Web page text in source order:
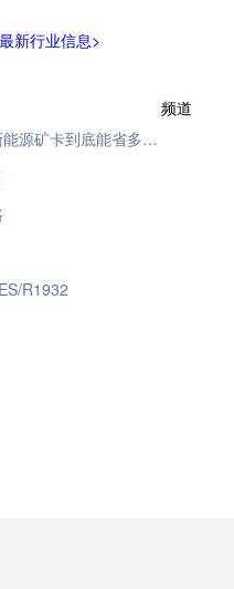
新行业信息>
一组数据告诉你，用新能源矿卡到底能省多少钱？
R1932
频道